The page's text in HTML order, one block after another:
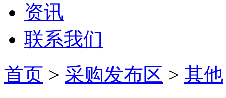
资讯
联系我们
首页 > 采购发布区 > 其他